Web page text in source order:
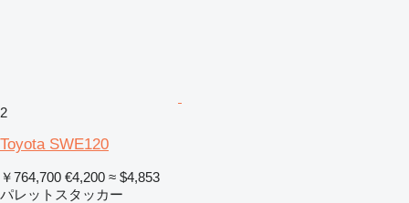
2
Toyota SWE120
￥764,700 €4,200 ≈ $4,853
パレットスタッカー